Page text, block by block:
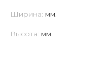
Ширина: мм.
Высота: мм.